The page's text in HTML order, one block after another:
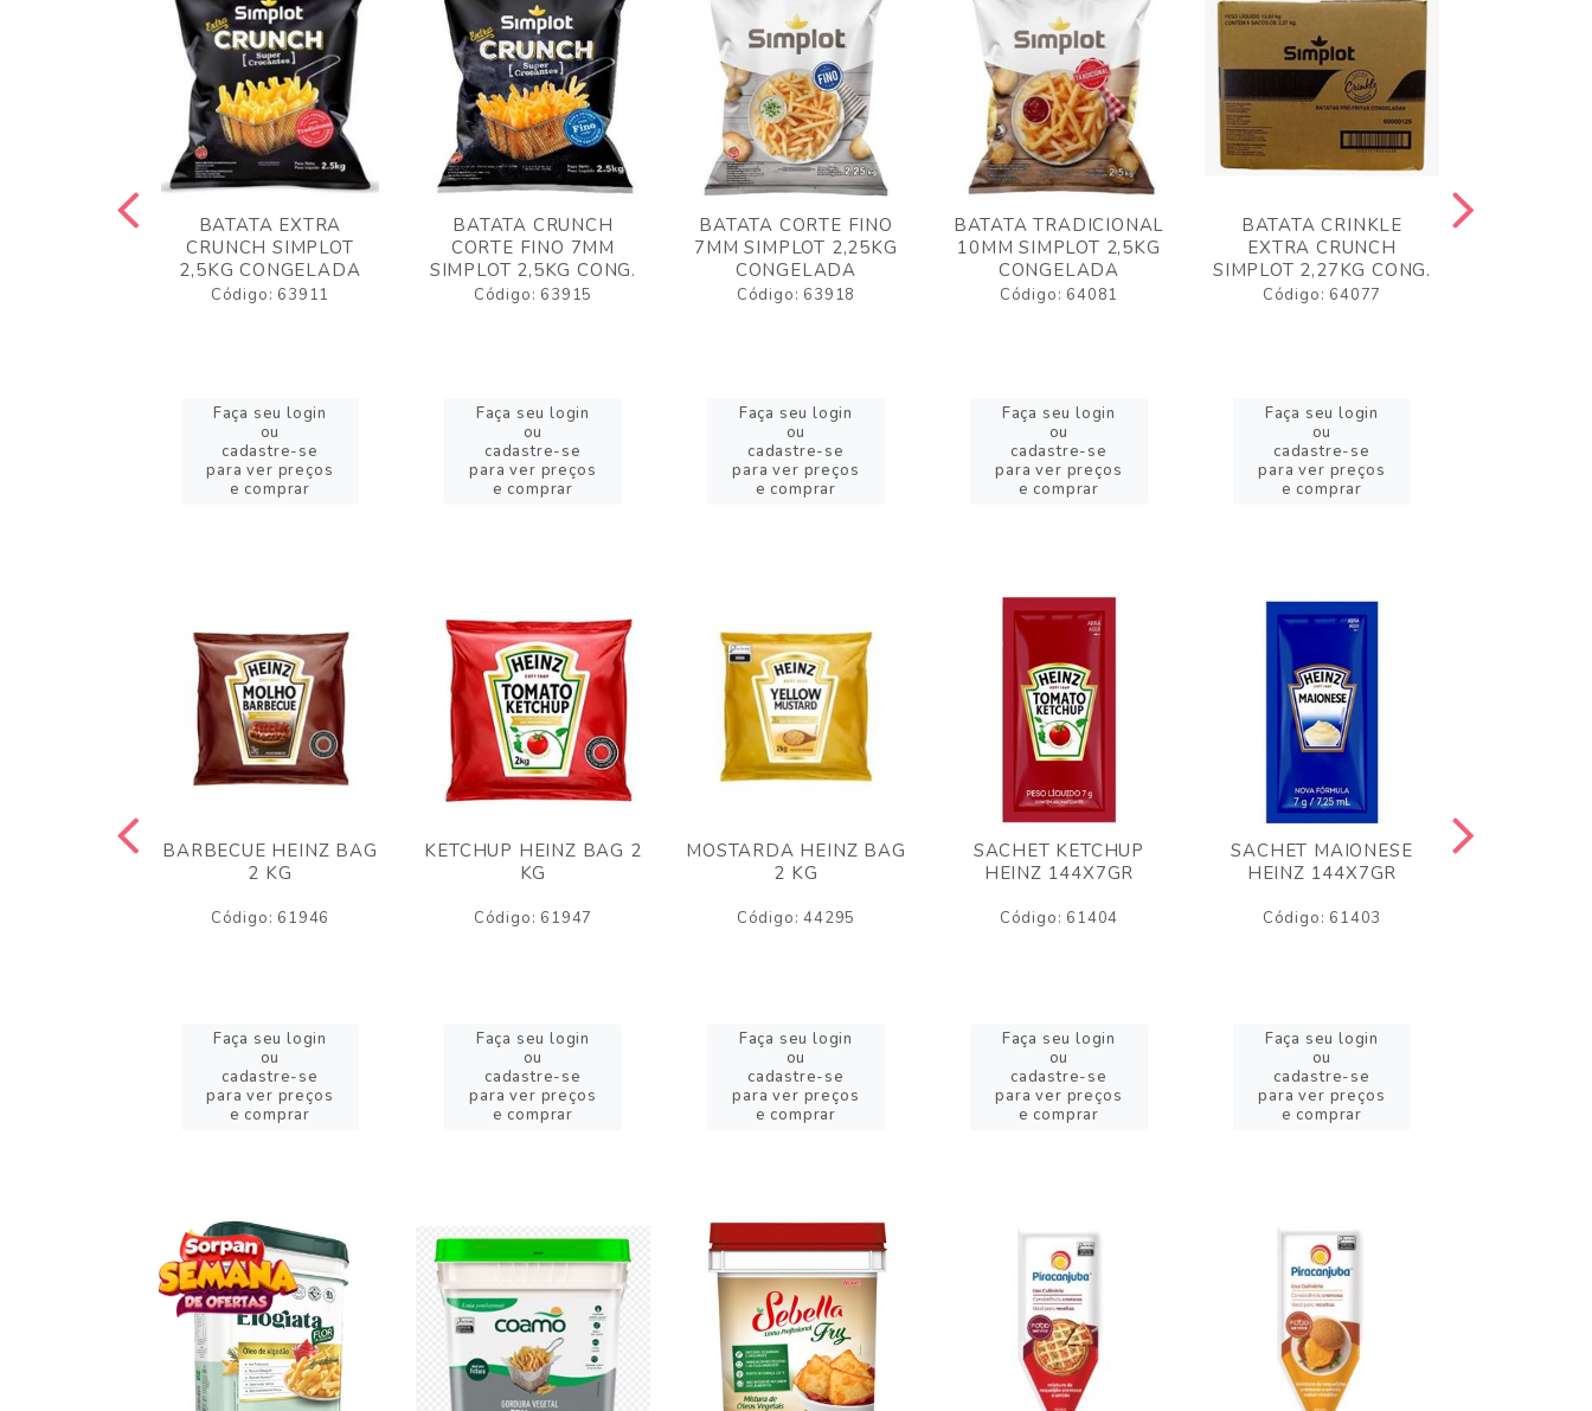
BATATA EXTRA
CRUNCH SIMPLOT
2,5KG CONGELADA
Código: 63911
Faça seu login
ou
cadastre-se
para ver preços
e comprar
BATATA CRUNCH
CORTE FINO 7MM
SIMPLOT 2,5KG CONG.
Código: 63915
Faça seu login
ou
cadastre-se
para ver preços
e comprar
BATATA CORTE FINO
7MM SIMPLOT 2,25KG
CONGELADA
Código: 63918
Faça seu login
ou
cadastre-se
para ver preços
e comprar
BATATA TRADICIONAL
10MM SIMPLOT 2,5KG
CONGELADA
Código: 64081
Faça seu login
ou
cadastre-se
para ver preços
e comprar
BATATA CRINKLE
EXTRA CRUNCH
SIMPLOT 2,27KG CONG.
Código: 64077
Faça seu login
ou
cadastre-se
para ver preços
e comprar
BARBECUE HEINZ BAG
2 KG
Código: 61946
Faça seu login
ou
cadastre-se
para ver preços
e comprar
KETCHUP HEINZ BAG 2
KG
Código: 61947
Faça seu login
ou
cadastre-se
para ver preços
e comprar
MOSTARDA HEINZ BAG
2 KG
Código: 44295
Faça seu login
ou
cadastre-se
para ver preços
e comprar
SACHET KETCHUP
HEINZ 144X7GR
Código: 61404
Faça seu login
ou
cadastre-se
para ver preços
e comprar
SACHET MAIONESE
HEINZ 144X7GR
Código: 61403
Faça seu login
ou
cadastre-se
para ver preços
e comprar